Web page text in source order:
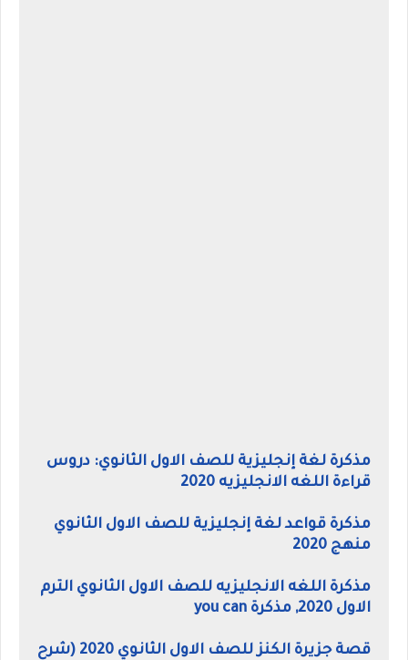
مذكرة لغة إنجليزية للصف الاول الثانوي: دروس
قراءة اللغه الانجليزيه 2020
مذكرة قواعد لغة إنجليزية للصف الاول الثانوي
منهج 2020
مذكرة اللغه الانجليزيه للصف الاول الثانوي الترم
الاول 2020, مذكرة you can
قصة جزيرة الكنز للصف الاول الثانوي 2020 (شرح